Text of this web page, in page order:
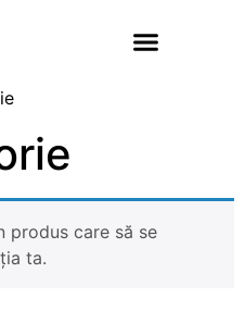
produs care să se
ta.